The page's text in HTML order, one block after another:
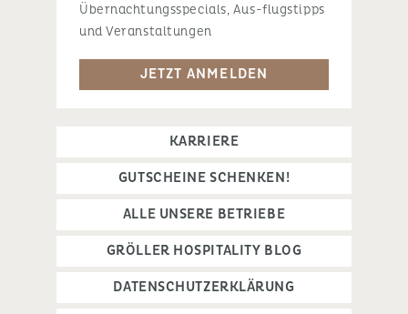
Übernachtungsspecials, Aus-flugstipps
und Veranstaltungen
JETZT ANMELDEN
KARRIERE
GUTSCHEINE SCHENKEN!
ALLE UNSERE BETRIEBE
GRÖLLER HOSPITALITY BLOG
DATENSCHUTZERKLÄRUNG